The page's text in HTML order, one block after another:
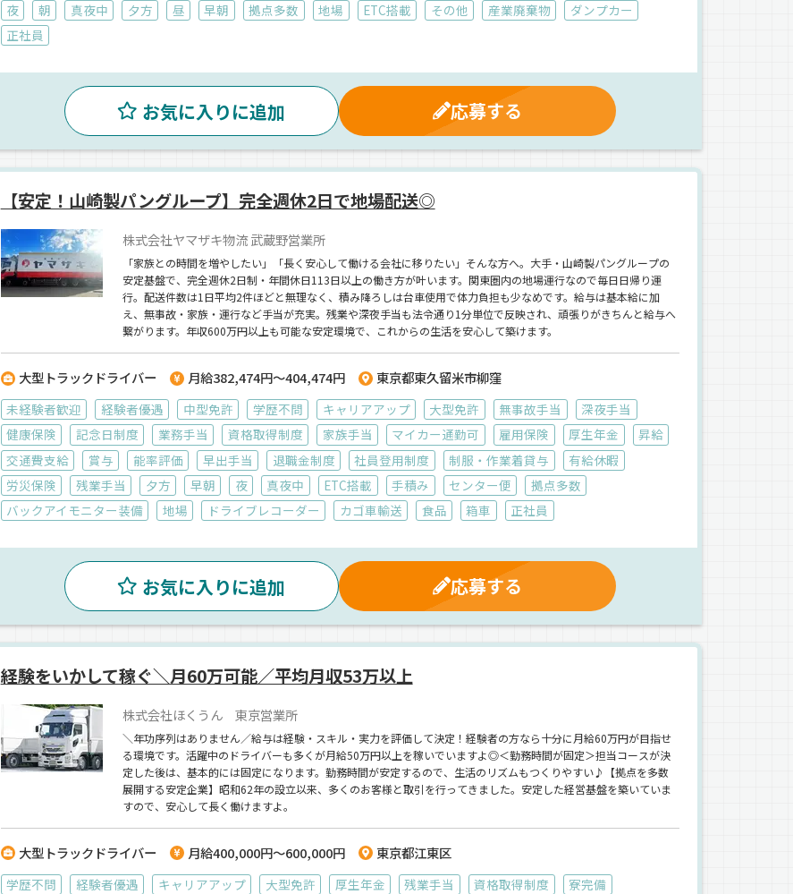
夜
朝 真夜中 夕方 昼 早朝 拠点多数 地場 ETC搭載 その他 産業廃棄物
ダンプカー
正社員
お気に入りに追加 応募する
【安定！山崎製パングループ】完全週休2日で地場配送◎
株式会社ヤマザキ物流 武蔵野営業所
「家族との時間を増やしたい」「長く安心して働ける会社に移りたい」そんな方へ。大手・山崎製パングループの
安定基盤で、完全週休2日制・年間休日113日以上の働き方が叶います。関東圏内の地場運行なので毎日日帰り運
行。配送件数は1日平均2件ほどと無理なく、積み降ろしは台車使用で体力負担も少なめです。給与は基本給に加
え、無事故・家族・運行など手当が充実。残業や深夜手当も法令通り1分単位で反映され、頑張りがきちんと給与へ
繋がります。年収600万円以上も可能な安定環境で、これからの生活を安心して築けます。
大型トラックドライバー 月給382,474円～404,474円 東京都東久留米市柳窪
未経験者歓迎 経験者優遇 中型免許 学歴不問 キャリアアップ 大型免許 無事故手当
深夜手当
健康保険
記念日制度 業務手当 資格取得制度 家族手当 マイカー通勤可 雇用保険 厚生年金
昇給
交通費支給
賞与 能率評価 早出手当 退職金制度 社員登用制度 制服・作業着貸与
有給休暇
労災保険
残業手当 夕方 早朝 夜 真夜中 ETC搭載 手積み センター便
拠点多数
バックアイモニター装備
地場 ドライブレコーダー カゴ車輸送 食品 箱車 正社員
お気に入りに追加 応募する
経験をいかして稼ぐ＼月60万可能／平均月収53万以上
株式会社ほくうん 東京営業所
＼年功序列はありません／給与は経験・スキル・実力を評価して決定！経験者の方なら十分に月給60万円が目指せ
る環境です。活躍中のドライバーも多くが月給50万円以上を稼いでいますよ◎＜勤務時間が固定＞担当コースが決
定した後は、基本的には固定になります。勤務時間が安定するので、生活のリズムもつくりやすい♪【拠点を多数
展開する安定企業】昭和62年の設立以来、多くのお客様と取引を行ってきました。安定した経営基盤を築いていま
すので、安心して長く働けますよ。
大型トラックドライバー 月給400,000円～600,000円 東京都江東区
学歴不問 経験者優遇 キャリアアップ 大型免許 厚生年金 残業手当 資格取得制度 寮完備